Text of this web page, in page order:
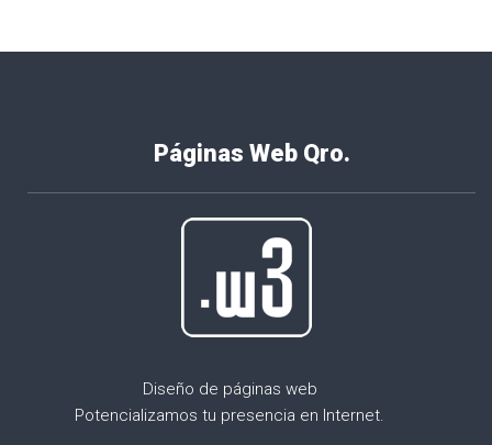
Páginas Web Qro.
Diseño de páginas web
Potencializamos tu presencia en Internet.